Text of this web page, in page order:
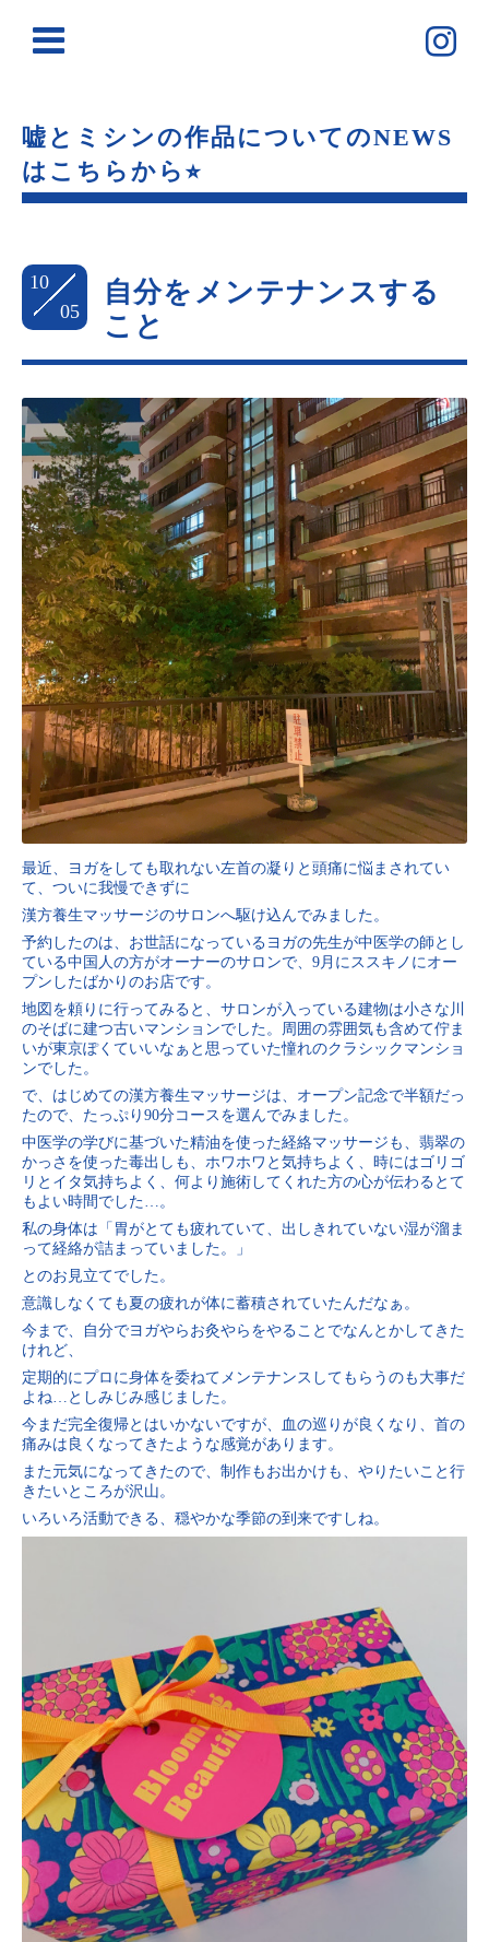
嘘とミシンの作品についてのNEWS
はこちらから⭐︎
10
05
自分をメンテナンスする
こと
最近、ヨガをしても取れない左首の凝りと頭痛に悩まされてい
て、ついに我慢できずに
漢方養生マッサージのサロンへ駆け込んでみました。
予約したのは、お世話になっているヨガの先生が中医学の師とし
ている中国人の方がオーナーのサロンで、9月にススキノにオー
プンしたばかりのお店です。
地図を頼りに行ってみると、サロンが入っている建物は小さな川
のそばに建つ古いマンションでした。周囲の雰囲気も含めて佇ま
いが東京ぽくていいなぁと思っていた憧れのクラシックマンショ
ンでした。
で、はじめての漢方養生マッサージは、オープン記念で半額だっ
たので、たっぷり90分コースを選んでみました。
中医学の学びに基づいた精油を使った経絡マッサージも、翡翠の
かっさを使った毒出しも、ホワホワと気持ちよく、時にはゴリゴ
リとイタ気持ちよく、何より施術してくれた方の心が伝わるとて
もよい時間でした…。
私の身体は「胃がとても疲れていて、出しきれていない湿が溜ま
って経絡が詰まっていました。」
とのお見立てでした。
意識しなくても夏の疲れが体に蓄積されていたんだなぁ。
今まで、自分でヨガやらお灸やらをやることでなんとかしてきた
けれど、
定期的にプロに身体を委ねてメンテナンスしてもらうのも大事だ
よね…としみじみ感じました。
今まだ完全復帰とはいかないですが、血の巡りが良くなり、首の
痛みは良くなってきたような感覚があります。
また元気になってきたので、制作もお出かけも、やりたいこと行
きたいところが沢山。
いろいろ活動できる、穏やかな季節の到来ですしね。